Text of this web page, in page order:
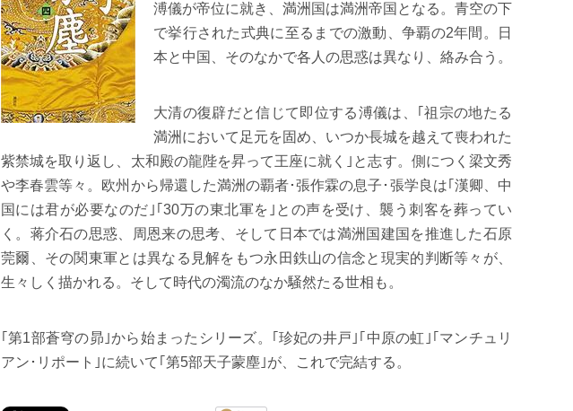
溥儀が帝位に就き、満洲国は満洲帝国となる。青空の下
で挙行された式典に至るまでの激動、争覇の2年間。日
本と中国、そのなかで各人の思惑は異なり、絡み合う。
大清の復辟だと信じて即位する溥儀は、｢祖宗の地たる
満洲において足元を固め、いつか長城を越えて喪われた
紫禁城を取り返し、太和殿の龍陛を昇って王座に就く｣と志す。側につく梁文秀
や李春雲等々。欧州から帰還した満洲の覇者･張作霖の息子･張学良は｢漢卿、中
国には君が必要なのだ｣｢30万の東北軍を｣との声を受け、襲う刺客を葬ってい
く。蒋介石の思惑、周恩来の思考、そして日本では満洲国建国を推進した石原
莞爾、その関東軍とは異なる見解をもつ永田鉄山の信念と現実的判断等々が、
生々しく描かれる。そして時代の濁流のなか騒然たる世相も。
｢第1部蒼穹の昴｣から始まったシリーズ。｢珍妃の井戸｣｢中原の虹｣｢マンチュリ
アン･リポート｣に続いて｢第5部天子蒙塵｣が、これで完結する。